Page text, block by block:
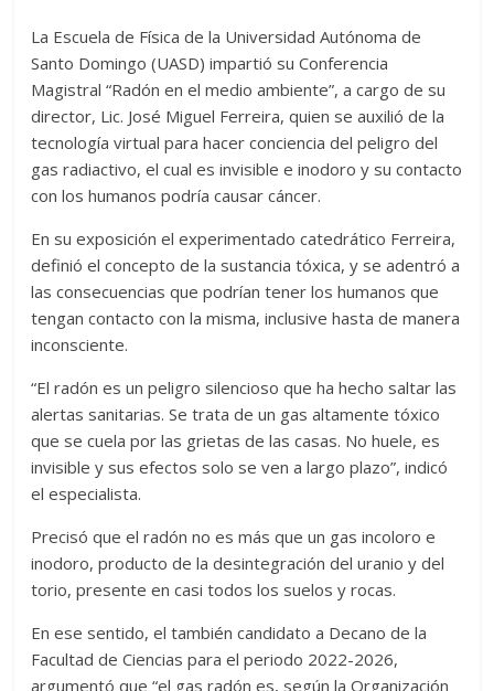
La Escuela de Física de la Universidad Autónoma de
Santo Domingo (UASD) impartió su Conferencia
Magistral “Radón en el medio ambiente”, a cargo de su
director, Lic. José Miguel Ferreira, quien se auxilió de la
tecnología virtual para hacer conciencia del peligro del
gas radiactivo, el cual es invisible e inodoro y su contacto
con los humanos podría causar cáncer.
En su exposición el experimentado catedrático Ferreira,
definió el concepto de la sustancia tóxica, y se adentró a
las consecuencias que podrían tener los humanos que
tengan contacto con la misma, inclusive hasta de manera
inconsciente.
“El radón es un peligro silencioso que ha hecho saltar las
alertas sanitarias. Se trata de un gas altamente tóxico
que se cuela por las grietas de las casas. No huele, es
invisible y sus efectos solo se ven a largo plazo”, indicó
el especialista.
Precisó que el radón no es más que un gas incoloro e
inodoro, producto de la desintegración del uranio y del
torio, presente en casi todos los suelos y rocas.
En ese sentido, el también candidato a Decano de la
Facultad de Ciencias para el periodo 2022-2026,
argumentó que “el gas radón es, según la Organización